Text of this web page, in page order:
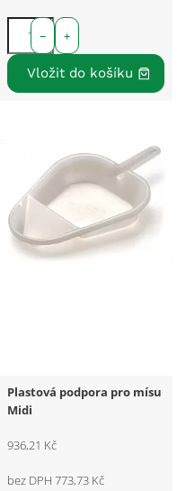
+
−
Plastová podpora pro mísu
Midi
936,21 Kč
bez DPH 773,73 Kč